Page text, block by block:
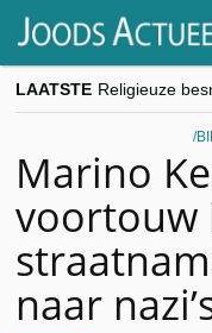
LAATSTE
Marino
voortouw
naar